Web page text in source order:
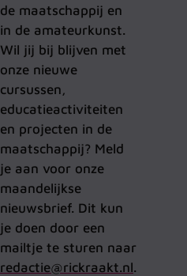
de maatschappij en
in de amateurkunst.
Wil jij bij blijven met
onze nieuwe
cursussen,
educatieactiviteiten
en projecten in de
maatschappij? Meld
je aan voor onze
maandelijkse
nieuwsbrief. Dit kun
je doen door een
mailtje te sturen naar
redactie@rickraakt.nl.